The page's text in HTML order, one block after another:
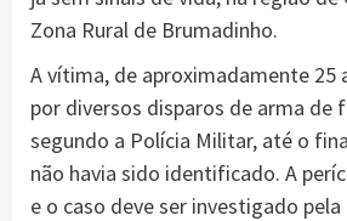
Zona Rural de Brumadinho.
A vítima, de aproximadamente 25
por diversos disparos de arma de
segundo a Polícia Militar, até o
não havia sido identificado. A
e o caso deve ser investigado pela